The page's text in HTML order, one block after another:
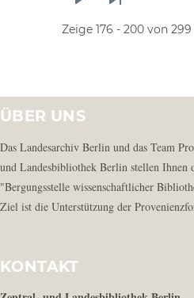
Nächste
Seite
Letzte
Seite
Zeige 176 - 200 von
ÜBER UNS
Das Landesarchiv Berlin und das Team
und Landesbibliothek Berlin stellen
"Bergungsstelle wissenschaftlicher
Ziel ist die Unterstützung der
KONTAKT